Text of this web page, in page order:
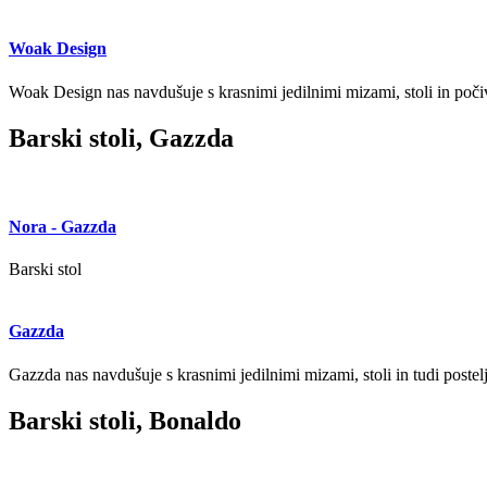
Woak Design
Woak Design nas navdušuje s krasnimi jedilnimi mizami, stoli in
Barski stoli, Gazzda
Nora - Gazzda
Barski stol
Gazzda
Gazzda nas navdušuje s krasnimi jedilnimi mizami, stoli in tudi
Barski stoli, Bonaldo